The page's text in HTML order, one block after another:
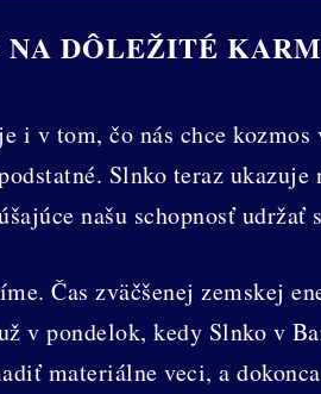
NA DÔLEŽITÉ
i v tom, čo nás chce
Slnko teraz
našu schopnosť udržať
Čas zväčšenej zemskej
v pondelok, kedy Slnko v
materiálne veci, a